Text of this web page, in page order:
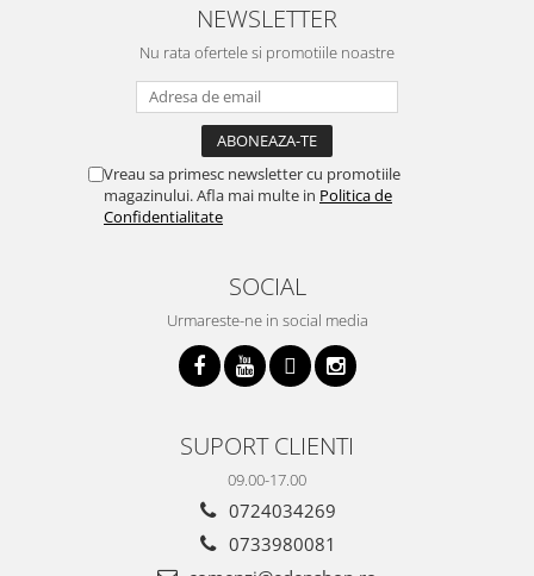
NEWSLETTER
Nu rata ofertele si promotiile noastre
Vreau sa primesc newsletter cu promotiile
magazinului. Afla mai multe in Politica de
Confidentialitate
SOCIAL
Urmareste-ne in social media
SUPORT CLIENTI
09.00-17.00
0724034269
0733980081